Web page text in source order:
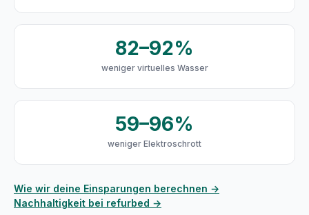
82–92%
weniger virtuelles Wasser
59–96%
weniger Elektroschrott
Wie wir deine Einsparungen berechnen →
Nachhaltigkeit bei refurbed →